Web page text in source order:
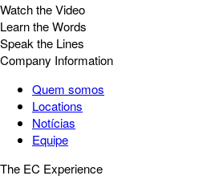
Watch the Video
Learn the Words
Speak the Lines
Company Information
Quem somos
Locations
Notícias
Equipe
The EC Experience